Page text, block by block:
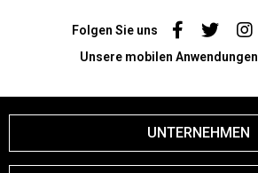
Folgen Sie uns
Unsere mobilen Anwendungen
UNTERNEHMEN